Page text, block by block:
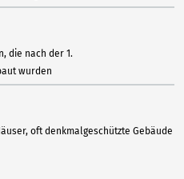
die nach der 1.
wurden
oft denkmalgeschützte Gebäude